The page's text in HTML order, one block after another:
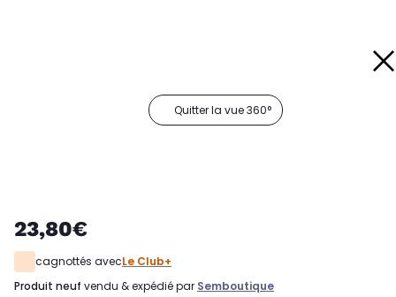
Quitter la vue 360°
23,80€
cagnottés avecLe Club+
produit neuf vendu & expédié par Semboutique